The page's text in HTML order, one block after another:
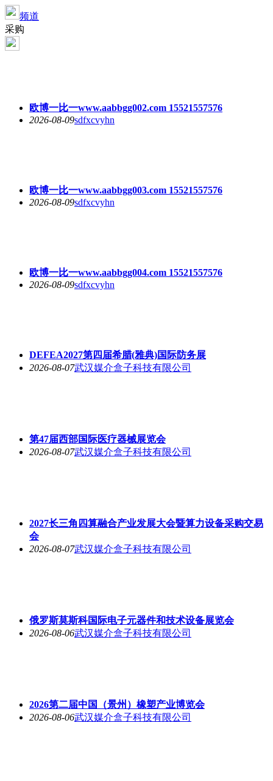
频道
采购
欧博一比一www.aabbgg002.com 15521557576
2026-08-09sdfxcvyhn
欧博一比一www.aabbgg003.com 15521557576
2026-08-09sdfxcvyhn
欧博一比一www.aabbgg004.com 15521557576
2026-08-09sdfxcvyhn
DEFEA2027第四届希腊(雅典)国际防务展
2026-08-07武汉媒介盒子科技有限公司
第47届西部国际医疗器械展览会
2026-08-07武汉媒介盒子科技有限公司
2027长三角四算融合产业发展大会暨算力设备采购交易
会
2026-08-07武汉媒介盒子科技有限公司
俄罗斯莫斯科国际电子元器件和技术设备展览会
2026-08-06武汉媒介盒子科技有限公司
2026第二届中国（景州）橡塑产业博览会
2026-08-06武汉媒介盒子科技有限公司